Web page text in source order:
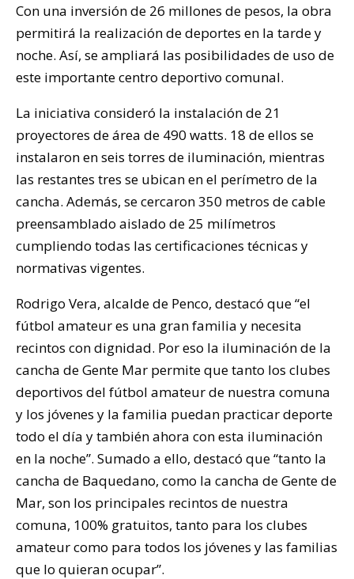
Con una inversión de 26 millones de pesos, la obra
permitirá la realización de deportes en la tarde y
noche. Así, se ampliará las posibilidades de uso de
este importante centro deportivo comunal.
La iniciativa consideró la instalación de 21
proyectores de área de 490 watts. 18 de ellos se
instalaron en seis torres de iluminación, mientras
las restantes tres se ubican en el perímetro de la
cancha. Además, se cercaron 350 metros de cable
preensamblado aislado de 25 milímetros
cumpliendo todas las certificaciones técnicas y
normativas vigentes.
Rodrigo Vera, alcalde de Penco, destacó que “el
fútbol amateur es una gran familia y necesita
recintos con dignidad. Por eso la iluminación de la
cancha de Gente Mar permite que tanto los clubes
deportivos del fútbol amateur de nuestra comuna
y los jóvenes y la familia puedan practicar deporte
todo el día y también ahora con esta iluminación
en la noche”. Sumado a ello, destacó que “tanto la
cancha de Baquedano, como la cancha de Gente de
Mar, son los principales recintos de nuestra
comuna, 100% gratuitos, tanto para los clubes
amateur como para todos los jóvenes y las familias
que lo quieran ocupar”.